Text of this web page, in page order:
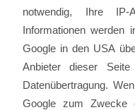
notwendig, Ihre
Informationen werden
Google in den USA
Anbieter dieser
Datenübertragung.
Google zum Zwecke